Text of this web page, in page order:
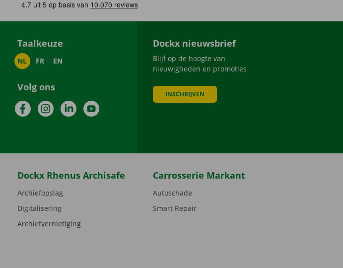
Taalkeuze
NL FR EN
Volg ons
FacebookInstagramLinkedInYouTube
Dockx nieuwsbrief
Blijf op de hoogte van
nieuwigheden en promoties
INSCHRIJVEN
Dockx Rhenus Archisafe
Archiefopslag
Digitalisering
Archiefvernietiging
Carrosserie Markant
Autoschade
Smart Repair